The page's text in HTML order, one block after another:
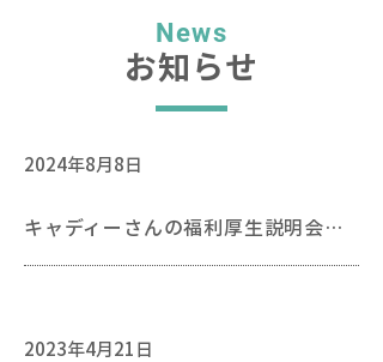
News
お知らせ
2024年8月8日
キャディーさんの福利厚生説明会を開催しました。
2023年4月21日